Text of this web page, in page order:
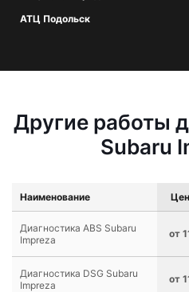
АТЦ Подольск
Другие работы
Subaru
Наименование
Диагностика ABS Subaru
Impreza
от
Диагностика DSG Subaru
Impreza
от